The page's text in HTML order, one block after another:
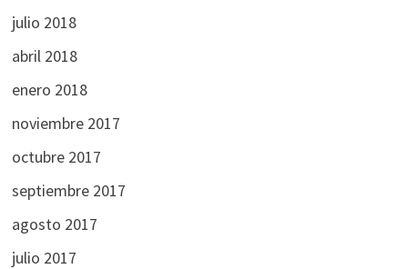
julio 2018
abril 2018
enero 2018
noviembre 2017
octubre 2017
septiembre 2017
agosto 2017
julio 2017